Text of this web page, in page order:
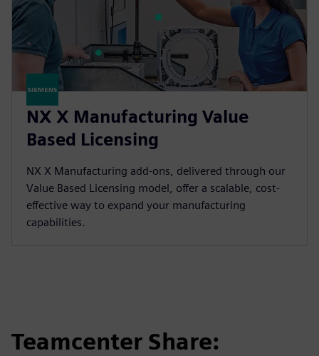
NX X Manufacturing Value
Based Licensing
NX X Manufacturing add-ons, delivered through our
Value Based Licensing model, offer a scalable, cost-
effective way to expand your manufacturing
capabilities.
Teamcenter Share: